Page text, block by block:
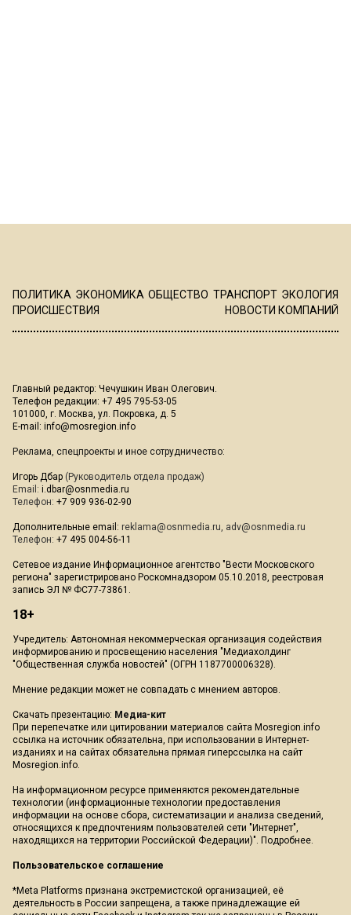
ПОЛИТИКА ЭКОНОМИКА ОБЩЕСТВО ТРАНСПОРТ ЭКОЛОГИЯ
ПРОИСШЕСТВИЯ
НОВОСТИ КОМПАНИЙ
Главный редактор: Чечушкин Иван Олегович.
Телефон редакции: +7 495 795-53-05
101000, г. Москва, ул. Покровка, д. 5
E-mail: info@mosregion.info
Реклама, спецпроекты и иное сотрудничество:
Игорь Дбар (Руководитель отдела продаж)
Email: i.dbar@osnmedia.ru
Телефон: +7 909 936-02-90
Дополнительные email: reklama@osnmedia.ru, adv@osnmedia.ru
Телефон: +7 495 004-56-11
Сетевое издание Информационное агентство "Вести Московского
региона" зарегистрировано Роскомнадзором 05.10.2018, реестровая
запись ЭЛ № ФС77-73861.
18+
Учредитель: Автономная некоммерческая организация содействия
информированию и просвещению населения "Медиахолдинг
"Общественная служба новостей" (ОГРН 1187700006328).
Мнение редакции может не совпадать с мнением авторов.
Скачать презентацию: Медиа-кит
При перепечатке или цитировании материалов сайта Mosregion.info
ссылка на источник обязательна, при использовании в Интернет-
изданиях и на сайтах обязательна прямая гиперссылка на сайт
Mosregion.info.
На информационном ресурсе применяются рекомендательные
технологии (информационные технологии предоставления
информации на основе сбора, систематизации и анализа сведений,
относящихся к предпочтениям пользователей сети "Интернет",
находящихся на территории Российской Федерации)". Подробнее.
Пользовательское соглашение
*Meta Platforms признана экстремистской организацией, её
деятельность в России запрещена, а также принадлежащие ей